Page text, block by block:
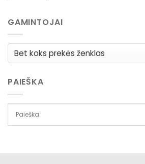
GAMINTOJAI
PAIEŠKA